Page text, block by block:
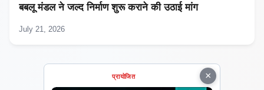
बबलू मंडल ने जल्द निर्माण शुरू कराने की उठाई मांग
July 21, 2026
×
प्रायोजित